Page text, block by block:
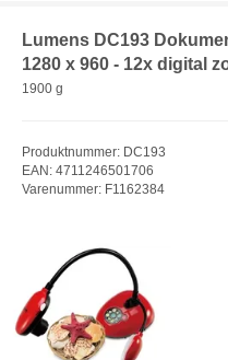
Lumens DC193
1280 x 960 - 12x digital
1900 g
Produktnummer: DC193
EAN: 4711246501706
Varenummer: F1162384